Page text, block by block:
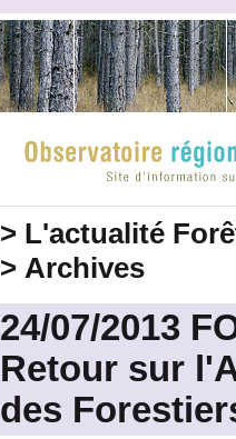
> L'actualité
> Archives
24/07/2013
Retour sur
des